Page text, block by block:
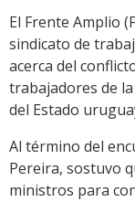
El Frente Amplio
sindicato de
acerca del
trabajadores de
del Estado
Al término del
Pereira, sostuvo
ministros para